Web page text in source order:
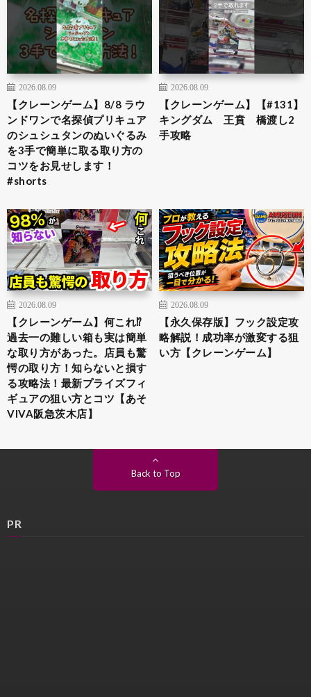
2026.08.09
【クレーンゲーム】8/8 ラウ
ンドワンで名探偵プリキュア
のシュシュタンのぬいぐるみ
を3手で簡単に取る取り方の
コツをお見せします！
#shorts
2026.08.09
【クレーンゲーム】【#131】
キングダム 王賁 橋渡し2
手攻略
2026.08.09
【クレーンゲーム】何これ⁉︎
過去一の難しい箱も実は簡単
な取り方があった。店員も驚
愕の取り方！知らないと損す
る攻略法！最新プライズフィ
ギュアの狙い方とコツ【あそ
VIVA阪急茨木店】
2026.08.09
【永久保存版】フック設定攻
略解説！成功率が激変する狙
い方【クレーンゲーム】
Back to Top
PR